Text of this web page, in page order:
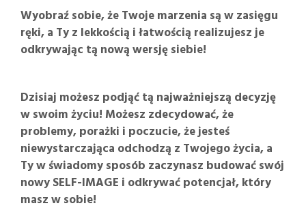
Wyobraź sobie, że Twoje marzenia są w zasięgu
ręki, a Ty z lekkością i łatwością realizujesz je
odkrywając tą nową wersję siebie!
Dzisiaj możesz podjąć tą najważniejszą decyzję
w swoim życiu! Możesz zdecydować, że
problemy, porażki i poczucie, że jesteś
niewystarczająca odchodzą z Twojego życia, a
Ty w świadomy sposób zaczynasz budować swój
nowy SELF-IMAGE i odkrywać potencjał, który
masz w sobie!